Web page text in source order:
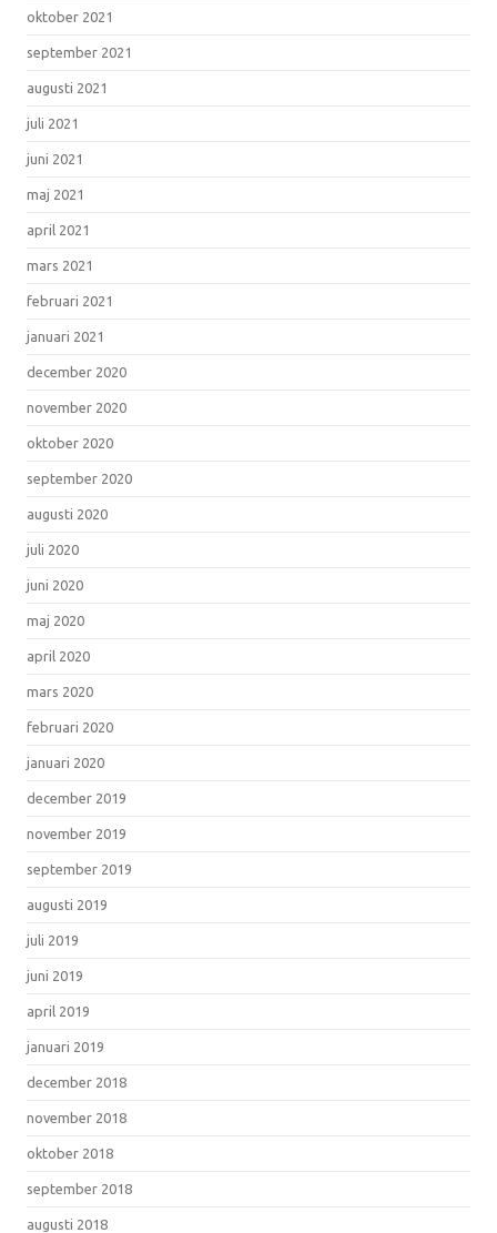
oktober 2021
september 2021
augusti 2021
juli 2021
juni 2021
maj 2021
april 2021
mars 2021
februari 2021
januari 2021
december 2020
november 2020
oktober 2020
september 2020
augusti 2020
juli 2020
juni 2020
maj 2020
april 2020
mars 2020
februari 2020
januari 2020
december 2019
november 2019
september 2019
augusti 2019
juli 2019
juni 2019
april 2019
januari 2019
december 2018
november 2018
oktober 2018
september 2018
augusti 2018